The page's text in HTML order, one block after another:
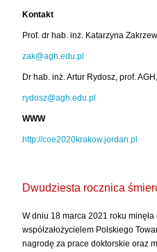
Kontakt
Prof. dr hab. inż. Katarzyna
zak@agh.edu.pl
Dr hab. inż. Artur Rydosz, prof.
rydosz@agh.edu.pl
WWW
http://coe2020krakow.jordan.pl
Dwudziesta rocznica
W dniu 18 marca 2021 roku
współzałożycielem Polskiego
nagrodę za prace doktorskie oraz